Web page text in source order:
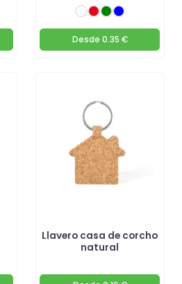
Desde 0.35 €
Llavero casa de corcho
natural